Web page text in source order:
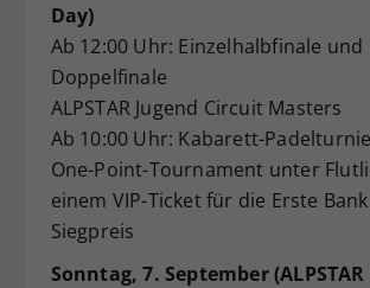
Day)
Ab 12:00 Uhr: Einzelhalbfinale und
Doppelfinale
ALPSTAR Jugend Circuit Masters
Ab 10:00 Uhr: Kabarett-
One-Point-Tournament unter
einem VIP-Ticket für die Erste
Siegpreis
Sonntag, 7. September (ALPSTAR